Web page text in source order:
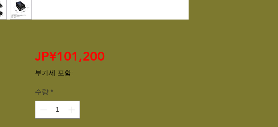
JP¥101,200가
부가세 포함:
수량 *